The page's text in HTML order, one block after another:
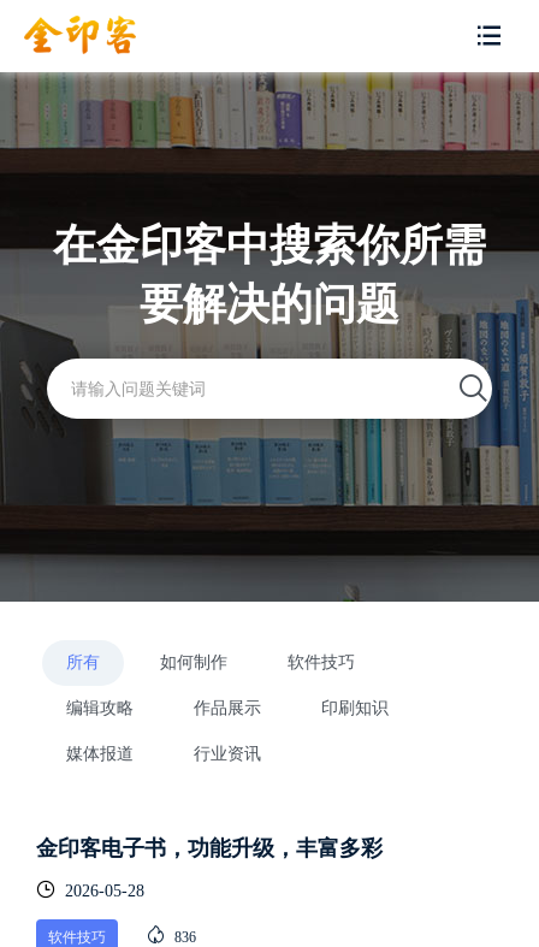
在金印客中搜索你所需
要解决的问题
所有 如何制作 软件技巧
编辑攻略 作品展示 印刷知识
媒体报道 行业资讯
金印客电子书，功能升级，丰富多彩
2026-05-28
软件技巧 836